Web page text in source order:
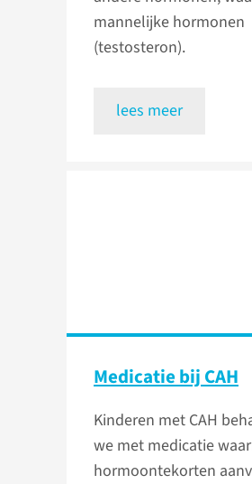
mannelijke hormonen
(testosteron).
lees meer
Medicatie bij CAH
Kinderen met CAH
we met medicatie
hormoontekorten